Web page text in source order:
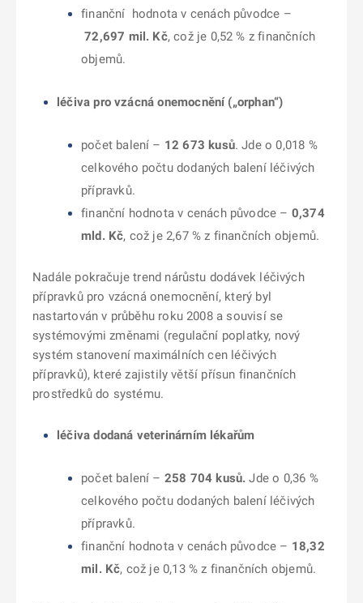
finanční hodnota v cenách původce –
72,697 mil. Kč, což je 0,52 % z finančních
objemů.
léčiva pro vzácná onemocnění („orphan“)
počet balení – 12 673 kusů. Jde o 0,018 %
celkového počtu dodaných balení léčivých
přípravků.
finanční hodnota v cenách původce – 0,374
mld. Kč, což je 2,67 % z finančních objemů.
Nadále pokračuje trend nárůstu dodávek léčivých
přípravků pro vzácná onemocnění, který byl
nastartován v průběhu roku 2008 a souvisí se
systémovými změnami (regulační poplatky, nový
systém stanovení maximálních cen léčivých
přípravků), které zajistily větší přísun finančních
prostředků do systému.
léčiva dodaná veterinárním lékařům
počet balení – 258 704 kusů. Jde o 0,36 %
celkového počtu dodaných balení léčivých
přípravků.
finanční hodnota v cenách původce – 18,32
mil. Kč, což je 0,13 % z finančních objemů.